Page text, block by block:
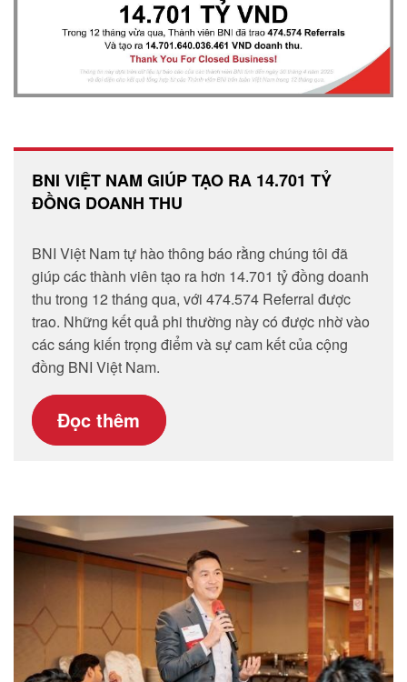
BNI VIỆT NAM GIÚP TẠO RA 14.701 TỶ
ĐỒNG DOANH THU
BNI Việt Nam tự hào thông báo rằng chúng tôi đã
giúp các thành viên tạo ra hơn 14.701 tỷ đồng doanh
thu trong 12 tháng qua, với 474.574 Referral được
trao. Những kết quả phi thường này có được nhờ vào
các sáng kiến trọng điểm và sự cam kết của cộng
đồng BNI Việt Nam.
Đọc thêm